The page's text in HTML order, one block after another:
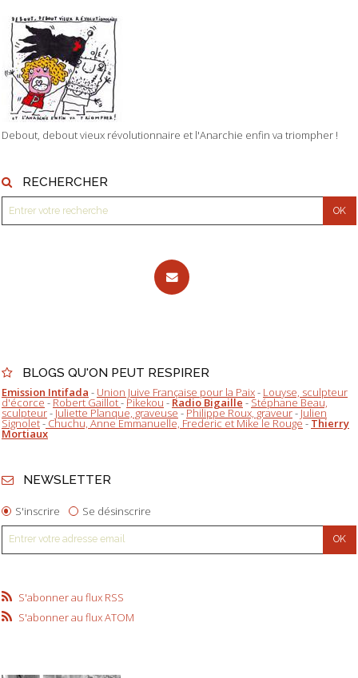
Debout, debout vieux révolutionnaire et l'Anarchie enfin va triompher !
RECHERCHER
BLOGS QU'ON PEUT RESPIRER
Emission Intifada - Union Juive Française pour la Paix- Louyse, sculpteur
d'écorce-Robert Gaillot-Pikekou-Radio Bigaille-Stéphane Beau,
sculpteur-Juliette Planque, graveuse-Philippe Roux, graveur-Julien
Signolet-Chuchu, Anne Emmanuelle, Frederic et Mike le Rouge-Thierry
Mortiaux
NEWSLETTER
S'inscrire Se désinscrire
S'abonner au flux RSS
S'abonner au flux ATOM